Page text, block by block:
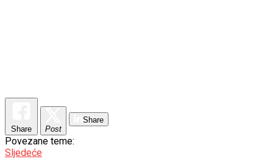
Share Post
Share
Povezane teme:
Sljedeće